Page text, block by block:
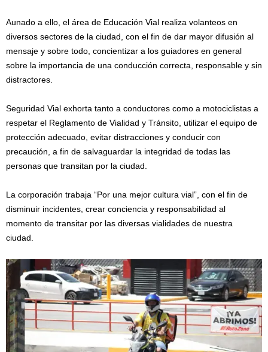
Aunado a ello, el área de Educación Vial realiza volanteos en
diversos sectores de la ciudad, con el fin de dar mayor difusión al
mensaje y sobre todo, concientizar a los guiadores en general
sobre la importancia de una conducción correcta, responsable y sin
distractores.
Seguridad Vial exhorta tanto a conductores como a motociclistas a
respetar el Reglamento de Vialidad y Tránsito, utilizar el equipo de
protección adecuado, evitar distracciones y conducir con
precaución, a fin de salvaguardar la integridad de todas las
personas que transitan por la ciudad.
La corporación trabaja “Por una mejor cultura vial”, con el fin de
disminuir incidentes, crear conciencia y responsabilidad al
momento de transitar por las diversas vialidades de nuestra
ciudad.